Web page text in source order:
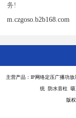
务!
m.czgoso.b2b168.com
主营产品：IP网络定压广播功
统 防水音柱 吸
版